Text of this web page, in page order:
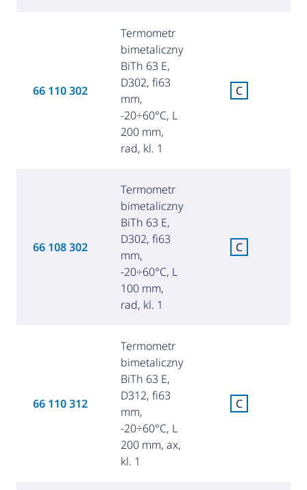
66 110 302
Termometr
bimetaliczny
BiTh 63 E,
D302, fi63
mm,
-20÷60°C, L
200 mm,
rad, kl. 1
C
66 108 302
Termometr
bimetaliczny
BiTh 63 E,
D302, fi63
mm,
-20÷60°C, L
100 mm,
rad, kl. 1
C
66 110 312
Termometr
bimetaliczny
BiTh 63 E,
D312, fi63
mm,
-20÷60°C, L
200 mm, ax,
kl. 1
C